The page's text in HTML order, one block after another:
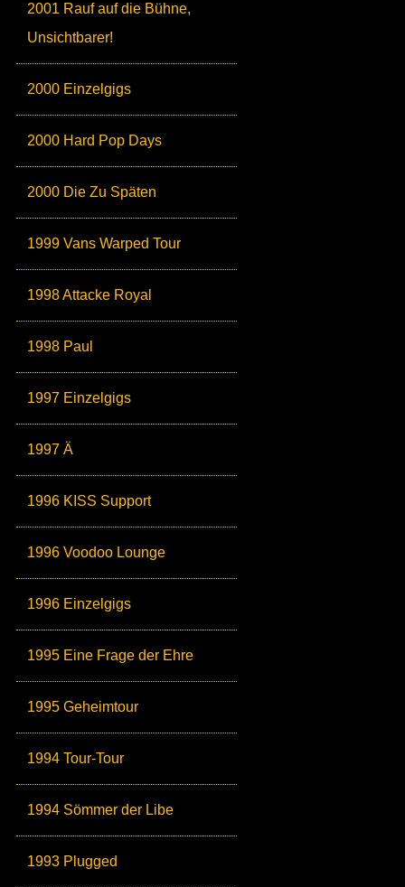
2001 Rauf auf die Bühne,
Unsichtbarer!
2000 Einzelgigs
2000 Hard Pop Days
2000 Die Zu Späten
1999 Vans Warped Tour
1998 Attacke Royal
1998 Paul
1997 Einzelgigs
1997 Ä
1996 KISS Support
1996 Voodoo Lounge
1996 Einzelgigs
1995 Eine Frage der Ehre
1995 Geheimtour
1994 Tour-Tour
1994 Sömmer der Libe
1993 Plugged